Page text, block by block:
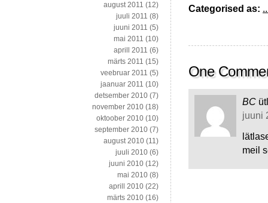
Categorised as:
One
BC
juuni
meil
august 2011 (12)
juuli 2011 (8)
juuni 2011 (5)
mai 2011 (10)
aprill 2011 (6)
märts 2011 (15)
veebruar 2011 (5)
jaanuar 2011 (10)
detsember 2010 (7)
november 2010 (18)
oktoober 2010 (10)
september 2010 (7)
august 2010 (11)
juuli 2010 (6)
juuni 2010 (12)
mai 2010 (8)
aprill 2010 (22)
märts 2010 (16)